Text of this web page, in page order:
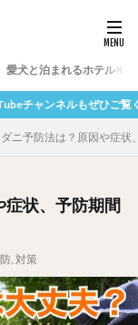
愛犬と泊まれるホテル
ださい！ここをクリック
ニ予防法は？原因や症
状、予防期間
, 対策